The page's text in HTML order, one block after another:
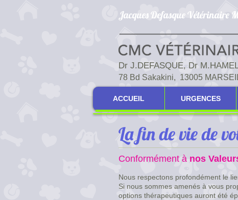
Jacques Defasque Vétérinaire
78 Bd Sakakini, 13005
​Dr J.DEFASQUE, Dr
ACCUEIL URGENCES
Conformément à nos
Nous respectons profondément le
Si nous sommes amenés à vous
options thérapeutiques auront été
La fin de vie de